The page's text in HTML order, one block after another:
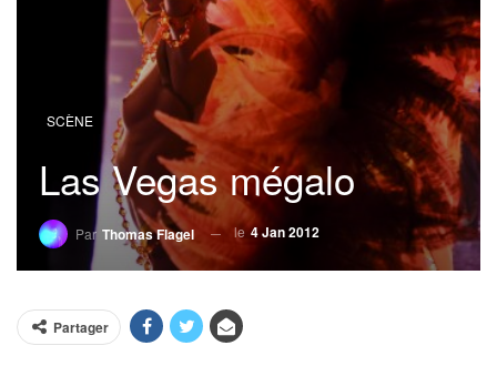
SCÈNE
Las Vegas mégalo
Par Thomas Flagel le4 Jan 2012
Partager